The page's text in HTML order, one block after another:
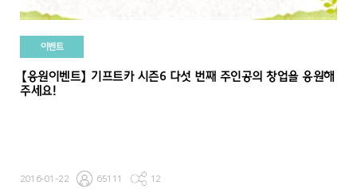
이벤트
【응원이벤트】 기프트카 시즌6 다섯 번째 주인공의 창업을 응원해
주세요!
2016-01-22 65111 12